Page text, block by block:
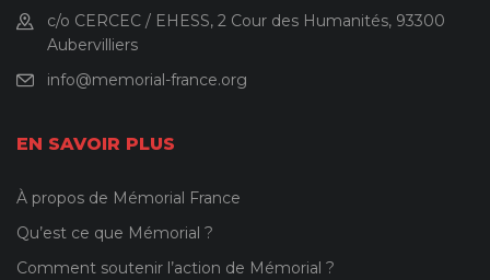
c/o CERCEC / EHESS, 2 Cour des Humanités, 93300
Aubervilliers
info@memorial-france.org
EN SAVOIR PLUS
À propos de Mémorial France
Qu’est ce que Mémorial ?
Comment soutenir l’action de Mémorial ?